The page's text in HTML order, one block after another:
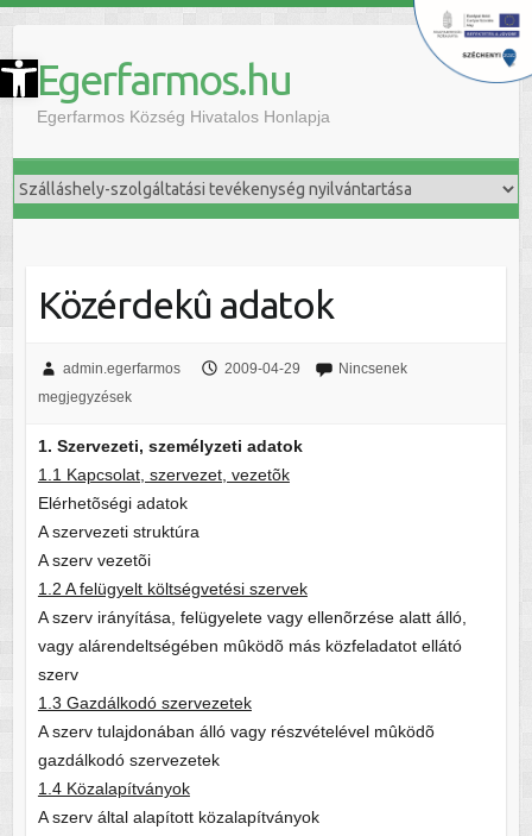
Eszköztár megnyitása Egerfarmos.hu
Egerfarmos Község Hivatalos Honlapja
Közérdekû adatok
admin.egerfarmos 2009-04-29
Nincsenek
megjegyzések
1. Szervezeti, személyzeti adatok
1.1 Kapcsolat, szervezet, vezetõk
Elérhetõségi adatok
A szervezeti struktúra
A szerv vezetõi
1.2 A felügyelt költségvetési szervek
A szerv irányítása, felügyelete vagy ellenõrzése alatt álló,
vagy alárendeltségében mûködõ más közfeladatot ellátó
szerv
1.3 Gazdálkodó szervezetek
A szerv tulajdonában álló vagy részvételével mûködõ
gazdálkodó szervezetek
1.4 Közalapítványok
A szerv által alapított közalapítványok